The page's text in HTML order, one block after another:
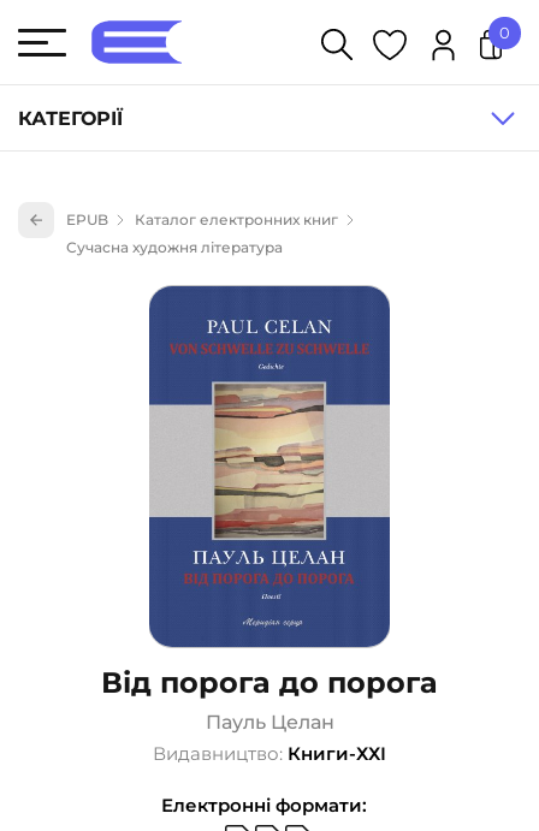
КАТЕГОРІЇ
Книги для дітей (836)
Науково-популярна література (1015)
Навчальна література та посібники (527)
Енциклопедії, довідники, словники (55)
Подарункові сертифікати (1)
0
EPUB
Каталог електронних книг
Сучасна художня література
Від порога до порога
Пауль Целан
Видавництво: Книги-ХХІ
Електронні формати: